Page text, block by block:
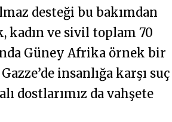
desteği bu bakımdan
ve sivil toplam 70
Güney Afrika örnek bir
insanlığa karşı suç
dostlarımız da vahşete